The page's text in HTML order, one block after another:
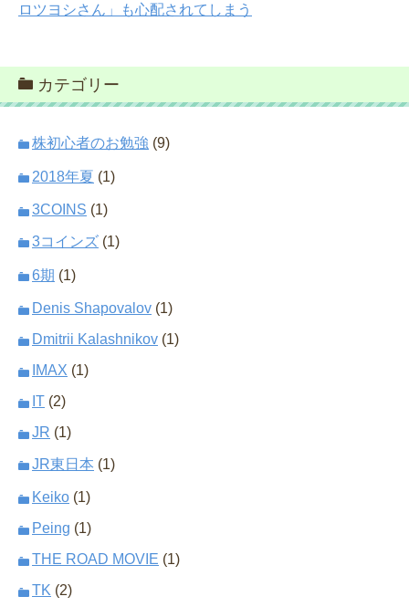
ロツヨシさん」も心配されてしまう
カテゴリー
株初心者のお勉強 (9)
2018年夏 (1)
3COINS (1)
3コインズ (1)
6期 (1)
Denis Shapovalov (1)
Dmitrii Kalashnikov (1)
IMAX (1)
IT (2)
JR (1)
JR東日本 (1)
Keiko (1)
Peing (1)
THE ROAD MOVIE (1)
TK (2)